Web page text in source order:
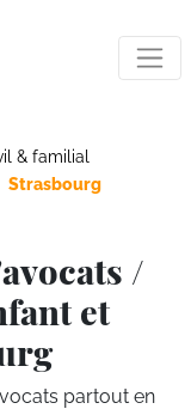
& familial
Strasbourg
/
et
partout en